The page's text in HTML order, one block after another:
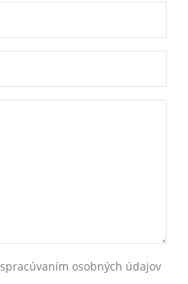
spracúvaním osobných údajov